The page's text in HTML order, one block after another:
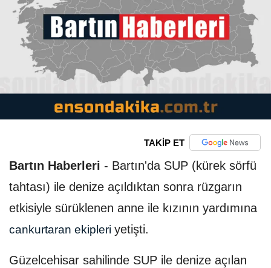
TAKİP ET
Bartın Haberleri - Bartın'da SUP (kürek sörfü
tahtası) ile denize açıldıktan sonra rüzgarın
etkisiyle sürüklenen anne ile kızının yardımına
cankurtaran ekipleri yetişti.
Güzelcehisar sahilinde SUP ile denize açılan